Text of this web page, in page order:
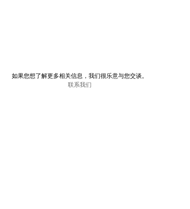
如果您想了解更多相关信息，我们很乐意与您交谈。
联系我们